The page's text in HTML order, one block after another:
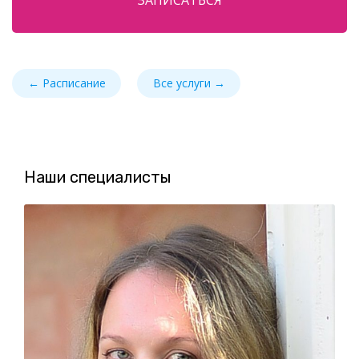
← Расписание Все услуги →
Наши специалисты